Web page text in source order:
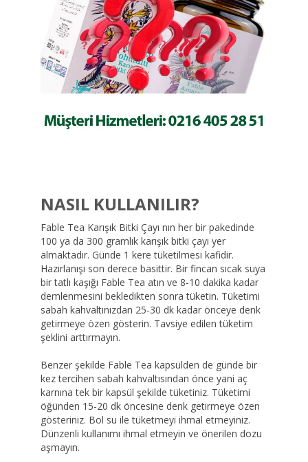
NASIL KULLANILIR?
Fable Tea Karışık Bitki Çayı nın her bir pakedinde
100 ya da 300 gramlık karışık bitki çayı yer
almaktadır. Günde 1 kere tüketilmesi kafidir.
Hazırlanışı son derece basittir. Bir fincan sıcak suya
bir tatlı kaşığı Fable Tea atın ve 8-10 dakika kadar
demlenmesini bekledikten sonra tüketin. Tüketimi
sabah kahvaltınızdan 25-30 dk kadar önceye denk
getirmeye özen gösterin. Tavsiye edilen tüketim
şeklini arttırmayın.
Benzer şekilde Fable Tea kapsülden de günde bir
kez tercihen sabah kahvaltısından önce yani aç
karnına tek bir kapsül şekilde tüketiniz. Tüketimi
öğünden 15-20 dk öncesine denk getirmeye özen
gösteriniz. Bol su ile tüketmeyi ihmal etmeyiniz.
Dünzenli kullanımı ihmal etmeyin ve önerilen dozu
aşmayın.